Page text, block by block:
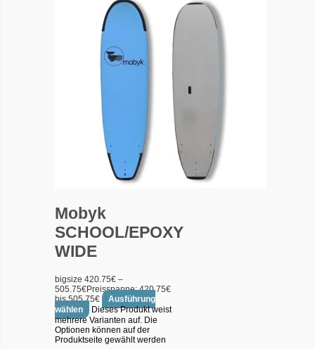
Mobyk
SCHOOL/EPOXY
WIDE
bigsize420.75€ –
505.75€Preisspanne: 420.75€
bis 505.75€
Ausführung
wählen
Dieses Produkt weist
mehrere Varianten auf. Die
Optionen können auf der
Produktseite gewählt werden